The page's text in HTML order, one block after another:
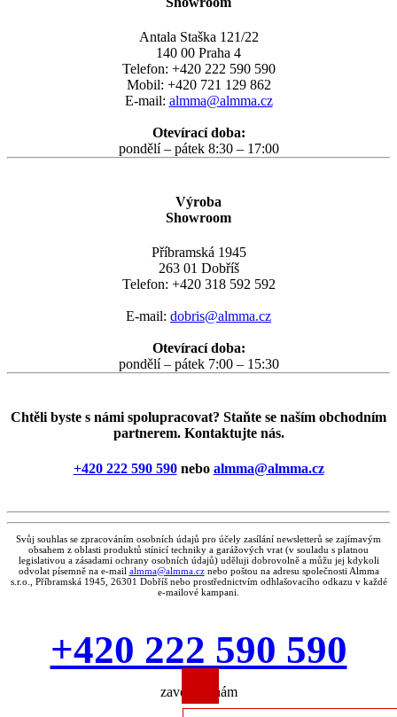
Antala Staška 121/22
140 00 Praha 4
Telefon: +420 222 590 590
Mobil: +420 721 129 862
E-mail: almma@almma.cz
Otevírací doba:
pondělí – pátek 8:30 – 17:00
Výroba
Showroom
Příbramská 1945
263 01 Dobříš
Telefon: +420 318 592 592
E-mail: dobris@almma.cz
Otevírací doba:
pondělí – pátek 7:00 – 15:30
Chtěli byste s námi spolupracovat? Staňte se naším obchodním
partnerem. Kontaktujte nás.
+420 222 590 590nebo almma@almma.cz
Svůj souhlas se zpracováním osobních údajů pro účely zasílání newsletterů se zajímavým
obsahem z oblasti produktů stínicí techniky a garážových vrat (v souladu s platnou
legislativou a zásadami ochrany osobních údajů) uděluji dobrovolně a můžu jej kdykoli
odvolat písemně na e-mail almma@almma.cznebo poštou na adresu společnosti Almma
s.r.o., Příbramská 1945, 26301 Dobříš nebo prostřednictvím odhlašovacího odkazu v každé
e-mailové kampani.
+420 222 590 590
zavolejte nám